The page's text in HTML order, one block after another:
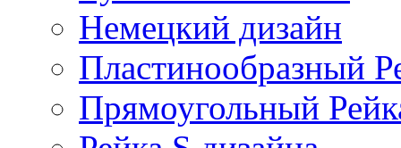
Немецкий дизайн
Пластинообразный
Прямоугольный